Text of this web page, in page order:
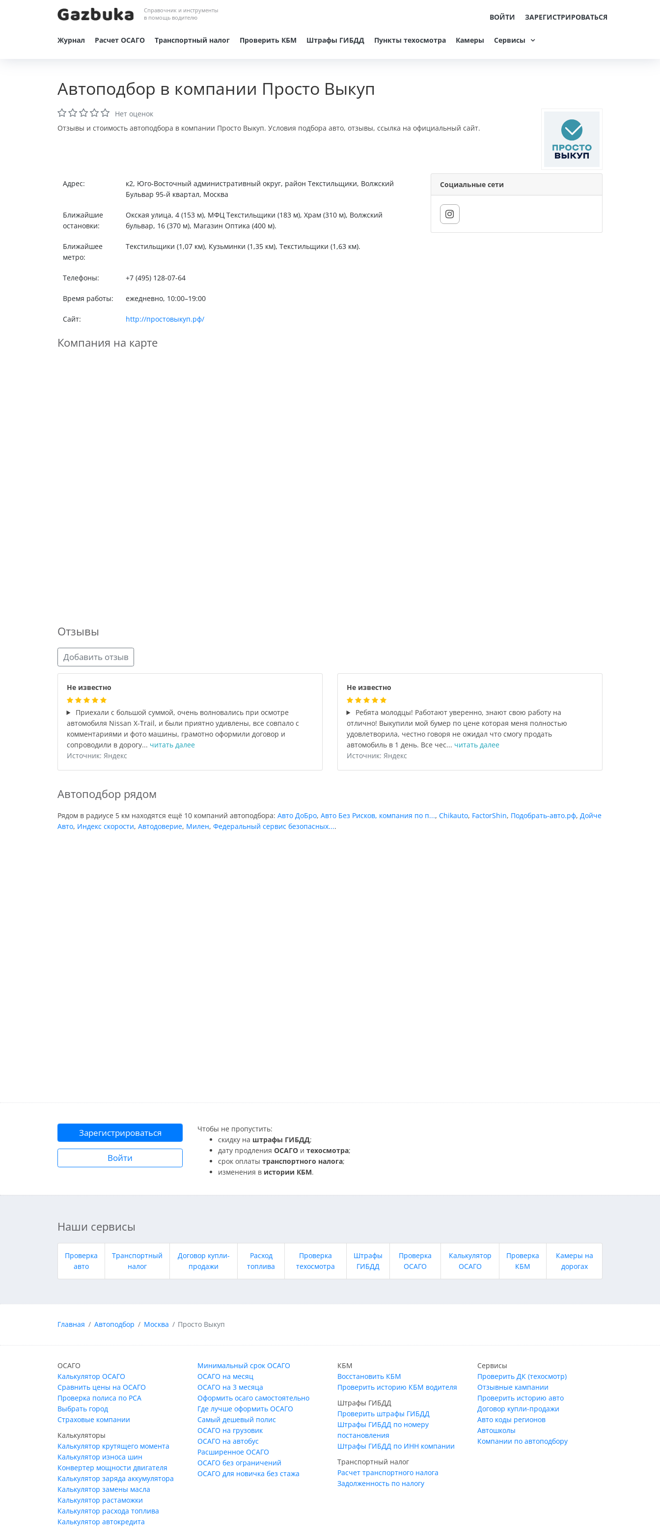
Справочник и инструменты
в помощь водителю
ВОЙТИ ЗАРЕГИСТРИРОВАТЬСЯ
Журнал Расчет ОСАГО Транспортный налог Проверить КБМ Штрафы ГИБДД Пункты техосмотра Камеры Сервисы
Автоподбор в компании Просто Выкуп
Нет оценок
Отзывы и стоимость автоподбора в компании Просто Выкуп. Условия подбора авто, отзывы, ссылка на официальный сайт.
Адрес:
к2, Юго-Восточный административный округ, район Текстильщики, Волжский
Бульвар 95-й квартал, Москва
Ближайшие
остановки:
Окская улица, 4 (153 м), МФЦ Текстильщики (183 м), Храм (310 м), Волжский
бульвар, 16 (370 м), Магазин Оптика (400 м).
Ближайшее
метро:
Текстильщики (1,07 км), Кузьминки (1,35 км), Текстильщики (1,63 км).
Телефоны: +7 (495) 128-07-64
Время работы: ежедневно, 10:00–19:00
Сайт: http://простовыкуп.рф/
Социальные сети
Компания на карте
Отзывы
Добавить отзыв
Не известно
Приехали с большой суммой, очень волновались при осмотре
автомобиля Nissan X-Trail, и были приятно удивлены, все совпало с
комментариями и фото машины, грамотно оформили договор и
сопроводили в дорогу... читать далее
Источник: Яндекс
Не известно
Ребята молодцы! Работают уверенно, знают свою работу на
отлично! Выкупили мой бумер по цене которая меня полностью
удовлетворила, честно говоря не ожидал что смогу продать
автомобиль в 1 день. Все чес... читать далее
Источник: Яндекс
Автоподбор рядом
Рядом в радиусе 5 км находятся ещё 10 компаний автоподбора: Авто ДоБро, Авто Без Рисков, компания по п..., Chikauto, FactorShin, Подобрать-авто.рф, Дойче
Авто, Индекс скорости, Автодоверие, Милен, Федеральный сервис безопасных....
Зарегистрироваться
Войти
Чтобы не пропустить:
скидку на штрафы ГИБДД;
дату продления ОСАГО и техосмотра;
срок оплаты транспортного налога;
изменения в истории КБМ.
Наши сервисы
Проверка
авто
Транспортный
налог
Договор купли-
продажи
Расход
топлива
Проверка
техосмотра
Штрафы
ГИБДД
Проверка
ОСАГО
Калькулятор
ОСАГО
Проверка
КБМ
Камеры на
дорогах
Главная Автоподбор Москва Просто Выкуп
ОСАГО
Калькулятор ОСАГО
Сравнить цены на ОСАГО
Проверка полиса по РСА
Выбрать город
Страховые компании
Калькуляторы
Калькулятор крутящего момента
Калькулятор износа шин
Конвертер мощности двигателя
Калькулятор заряда аккумулятора
Калькулятор замены масла
Калькулятор растаможки
Калькулятор расхода топлива
Калькулятор автокредита
Минимальный срок ОСАГО
ОСАГО на месяц
ОСАГО на 3 месяца
Оформить осаго самостоятельно
Где лучше оформить ОСАГО
Самый дешевый полис
ОСАГО на грузовик
ОСАГО на автобус
Расширенное ОСАГО
ОСАГО без ограничений
ОСАГО для новичка без стажа
КБМ
Восстановить КБМ
Проверить историю КБМ водителя
Штрафы ГИБДД
Проверить штрафы ГИБДД
Штрафы ГИБДД по номеру
постановления
Штрафы ГИБДД по ИНН компании
Транспортный налог
Расчет транспортного налога
Задолженность по налогу
Сервисы
Проверить ДК (техосмотр)
Отзывные кампании
Проверить историю авто
Договор купли-продажи
Авто коды регионов
Автошколы
Компании по автоподбору